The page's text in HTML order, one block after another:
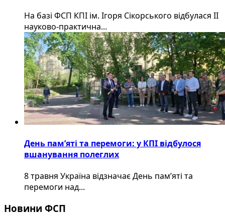
На базі ФСП КПІ ім. Ігоря Сікорського відбулася ІІ
науково-практична...
День пам’яті та перемоги: у КПІ відбулося
вшанування полеглих
8 травня Україна відзначає День пам’яті та
перемоги над...
Новини ФСП